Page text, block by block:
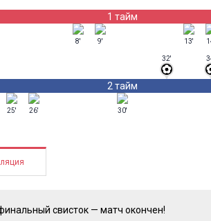
1 тайм
8' 9' 13'
2 тайм
25' 26' 30'
32'
свисток — матч окончен!